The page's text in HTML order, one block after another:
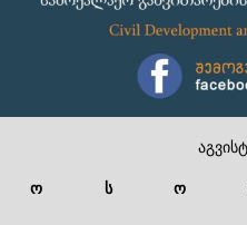
ო ს ო